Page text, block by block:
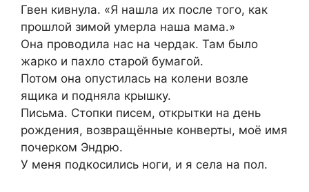
Гвен кивнула. «Я нашла их после того, как
прошлой зимой умерла наша мама.»
Она проводила нас на чердак. Там было
жарко и пахло старой бумагой.
Потом она опустилась на колени возле
ящика и подняла крышку.
Письма. Стопки писем, открытки на день
рождения, возвращённые конверты, моё имя
почерком Эндрю.
У меня подкосились ноги, и я села на пол.